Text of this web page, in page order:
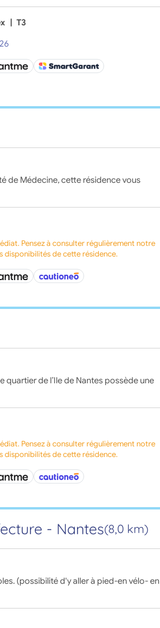
| T3
de Médecine, cette résidence vous
Pensez à consulter régulièrement notre
disponibilités de cette résidence.
de l’Ile de Nantes possède une
Pensez à consulter régulièrement notre
disponibilités de cette résidence.
- Nantes(8,0 km)
(possibilité d'y aller à pied-en vélo- en